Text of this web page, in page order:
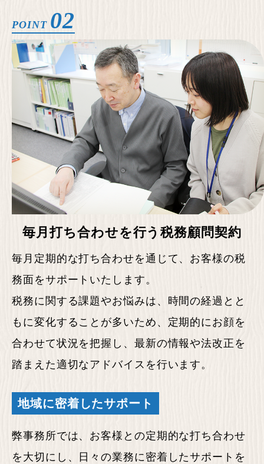
POINT 02
毎月打ち合わせを行う税務顧問契約
毎月定期的な打ち合わせを通じて、お客様の税
務面をサポートいたします。
税務に関する課題やお悩みは、時間の経過とと
もに変化することが多いため、定期的にお顔を
合わせて状況を把握し、最新の情報や法改正を
踏まえた適切なアドバイスを行います。
地域に密着したサポート
弊事務所では、お客様との定期的な打ち合わせ
を大切にし、日々の業務に密着したサポートを